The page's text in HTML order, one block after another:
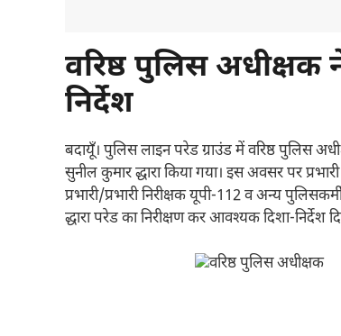
वरिष्ठ पुलिस अधीक्षक
निर्देश
बदायूँ। पुलिस लाइन परेड ग्राउंड में वरिष्ठ पुलिस
सुनील कुमार द्धारा किया गया। इस अवसर पर प्रभारी
प्रभारी/प्रभारी निरीक्षक यूपी-112 व अन्य
द्धारा परेड का निरीक्षण कर आवश्यक दिशा-निर्देश